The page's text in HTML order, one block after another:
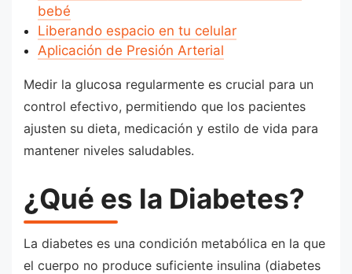
bebé
Liberando espacio en tu celular
Aplicación de Presión Arterial
Medir la glucosa regularmente es crucial para un
control efectivo, permitiendo que los pacientes
ajusten su dieta, medicación y estilo de vida para
mantener niveles saludables.
¿Qué es la Diabetes?
La diabetes es una condición metabólica en la que
el cuerpo no produce suficiente insulina (diabetes